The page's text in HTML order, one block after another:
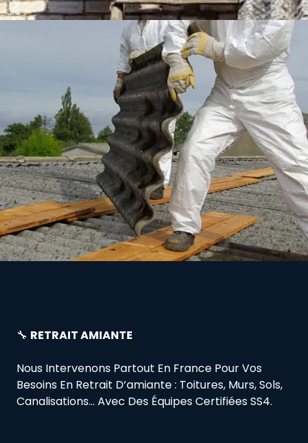
🔧 RETRAIT AMIANTE
Nous Intervenons Partout En France Pour Vos
Besoins En Retrait D’amiante : Toitures, Murs, Sols,
Canalisations… Avec Des Équipes Certifiées SS4.